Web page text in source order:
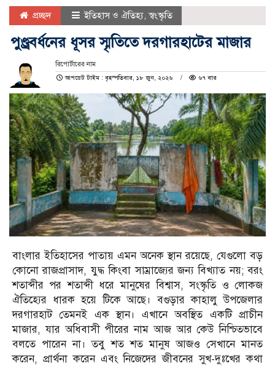
প্রচ্ছদ ইতিহাস ও ঐতিহ্য,স্বংস্কৃতি
পুণ্ড্রবর্ধনের ধূসর স্মৃতিতে দরগারহাটের মাজার
রিপোর্টারের নাম
আপডেট টাইম : বৃহস্পতিবার, ১৮ জুন, ২০২৬
৬৭ বার
বাংলার ইতিহাসের পাতায় এমন অনেক স্থান রয়েছে, যেগুলো বড়
কোনো রাজপ্রাসাদ, যুদ্ধ কিংবা সাম্রাজ্যের জন্য বিখ্যাত নয়; বরং
শতাব্দীর পর শতাব্দী ধরে মানুষের বিশ্বাস, সংস্কৃতি ও লোকজ
ঐতিহ্যের ধারক হয়ে টিকে আছে। বগুড়ার কাহালু উপজেলার
দরগারহাট তেমনই এক স্থান। এখানে অবস্থিত একটি প্রাচীন
মাজার, যার অধিবাসী পীরের নাম আজ আর কেউ নিশ্চিতভাবে
বলতে পারেন না। তবু শত শত মানুষ আজও সেখানে মানত
করেন, প্রার্থনা করেন এবং নিজেদের জীবনের সুখ-দুঃখের কথা